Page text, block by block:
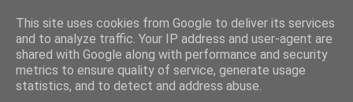
Abanilla Cultura y
Naturaleza
This site uses cookies from Google to deliver its services
and to analyze traffic. Your IP address and user-agent are
shared with Google along with performance and security
metrics to ensure quality of service, generate usage
statistics, and to detect and address abuse.